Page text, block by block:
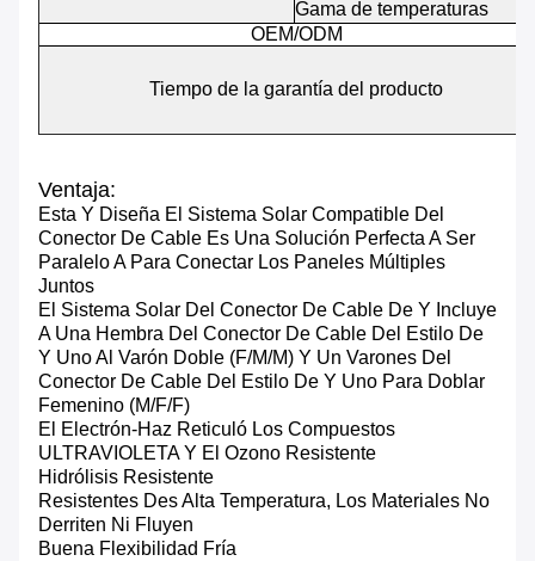
Gama de temperaturas
OEM/ODM
Tiempo de la garantía del producto
Ventaja:
Esta Y Diseña El Sistema Solar Compatible Del
Conector De Cable Es Una Solución Perfecta A Ser
Paralelo A Para Conectar Los Paneles Múltiples
Juntos
El Sistema Solar Del Conector De Cable De Y Incluye
A Una Hembra Del Conector De Cable Del Estilo De
Y Uno Al Varón Doble (F/M/M) Y Un Varones Del
Conector De Cable Del Estilo De Y Uno Para Doblar
Femenino (M/F/F)
El Electrón-Haz Reticuló Los Compuestos
ULTRAVIOLETA Y El Ozono Resistente
Hidrólisis Resistente
Resistentes Des Alta Temperatura, Los Materiales No
Derriten Ni Fluyen
Buena Flexibilidad Fría